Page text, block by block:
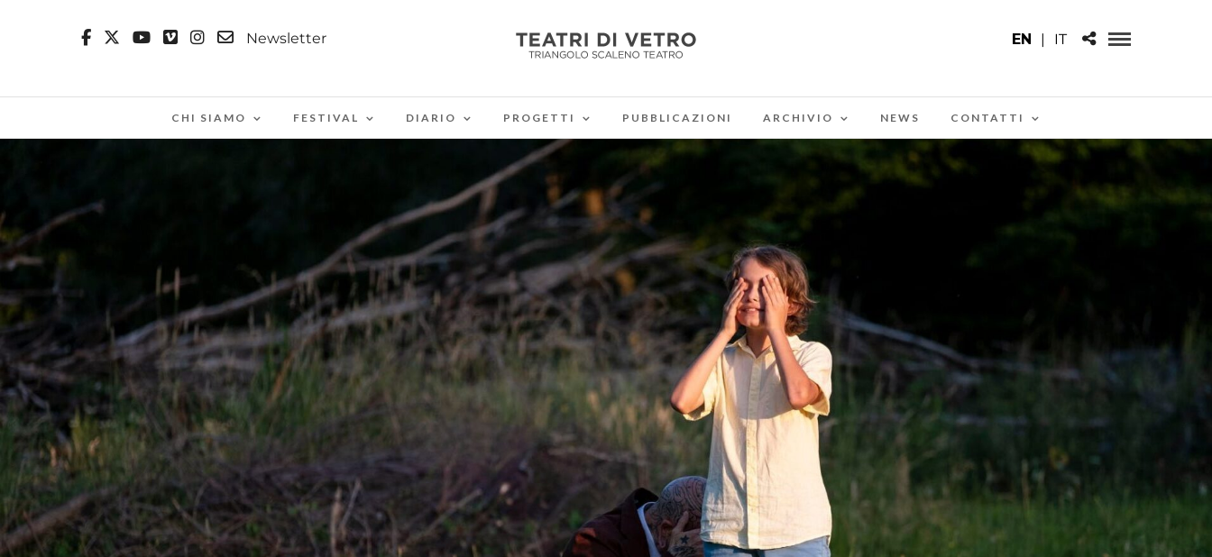
Newsletter EN | IT
CHI SIAMO FESTIVAL DIARIO PROGETTI PUBBLICAZIONI ARCHIVIO NEWS CONTATTI